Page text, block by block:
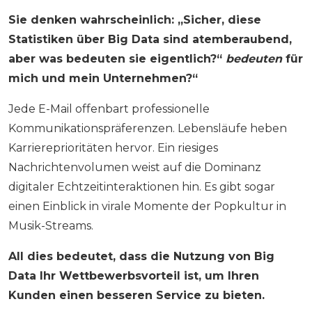
Sie denken wahrscheinlich: „Sicher, diese
Statistiken über Big Data sind atemberaubend,
aber was bedeuten sie eigentlich?“ bedeutenfür
mich und mein Unternehmen?“
Jede E-Mail offenbart professionelle
Kommunikationspräferenzen. Lebensläufe heben
Karriereprioritäten hervor. Ein riesiges
Nachrichtenvolumen weist auf die Dominanz
digitaler Echtzeitinteraktionen hin. Es gibt sogar
einen Einblick in virale Momente der Popkultur in
Musik-Streams.
All dies bedeutet, dass die Nutzung von Big
Data Ihr Wettbewerbsvorteil ist, um Ihren
Kunden einen besseren Service zu bieten.